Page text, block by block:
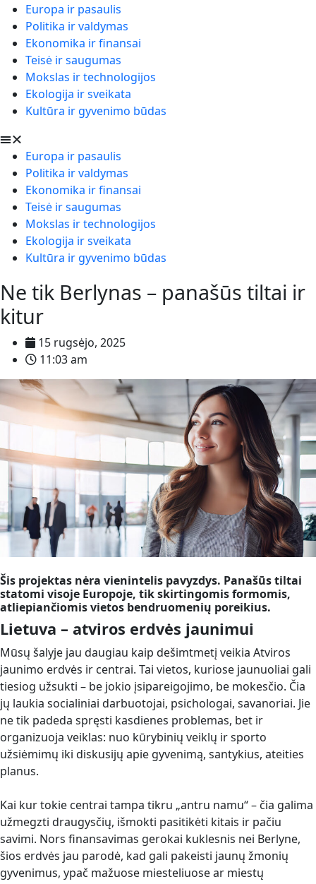
Europa ir pasaulis
Politika ir valdymas
Ekonomika ir finansai
Teisė ir saugumas
Mokslas ir technologijos
Ekologija ir sveikata
Kultūra ir gyvenimo būdas
Europa ir pasaulis
Politika ir valdymas
Ekonomika ir finansai
Teisė ir saugumas
Mokslas ir technologijos
Ekologija ir sveikata
Kultūra ir gyvenimo būdas
Ne tik Berlynas – panašūs tiltai ir
kitur
15 rugsėjo, 2025
11:03 am
Šis projektas nėra vienintelis pavyzdys. Panašūs tiltai
statomi visoje Europoje, tik skirtingomis formomis,
atliepiančiomis vietos bendruomenių poreikius.
Lietuva – atviros erdvės jaunimui
Mūsų šalyje jau daugiau kaip dešimtmetį veikia Atviros
jaunimo erdvės ir centrai. Tai vietos, kuriose jaunuoliai gali
tiesiog užsukti – be jokio įsipareigojimo, be mokesčio. Čia
jų laukia socialiniai darbuotojai, psichologai, savanoriai. Jie
ne tik padeda spręsti kasdienes problemas, bet ir
organizuoja veiklas: nuo kūrybinių veiklų ir sporto
užsiėmimų iki diskusijų apie gyvenimą, santykius, ateities
planus.
Kai kur tokie centrai tampa tikru „antru namu“ – čia galima
užmegzti draugysčių, išmokti pasitikėti kitais ir pačiu
savimi. Nors finansavimas gerokai kuklesnis nei Berlyne,
šios erdvės jau parodė, kad gali pakeisti jaunų žmonių
gyvenimus, ypač mažuose miesteliuose ar miestų